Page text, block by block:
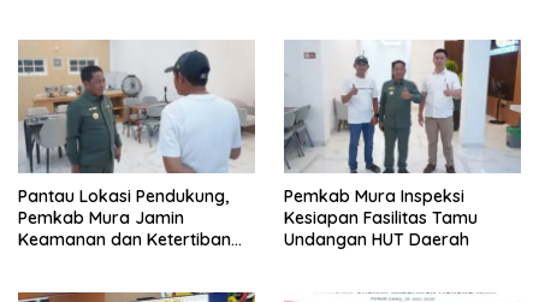
Pantau Lokasi Pendukung,
Pemkab Mura Jamin
Keamanan dan Ketertiban
Pemkab Mura Inspeksi
Kesiapan Fasilitas Tamu
Undangan HUT Daerah